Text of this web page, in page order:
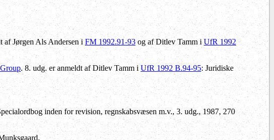
af Jørgen Als Andersen iFM 1992.91-93og af Ditlev Tamm iUfR 1992
. 8. udg. er anmeldt af Ditlev Tamm iUfR 1992 B.94-95: Juridiske
inden for revision, regnskabsvæsen m.v., 3. udg., 1987, 270